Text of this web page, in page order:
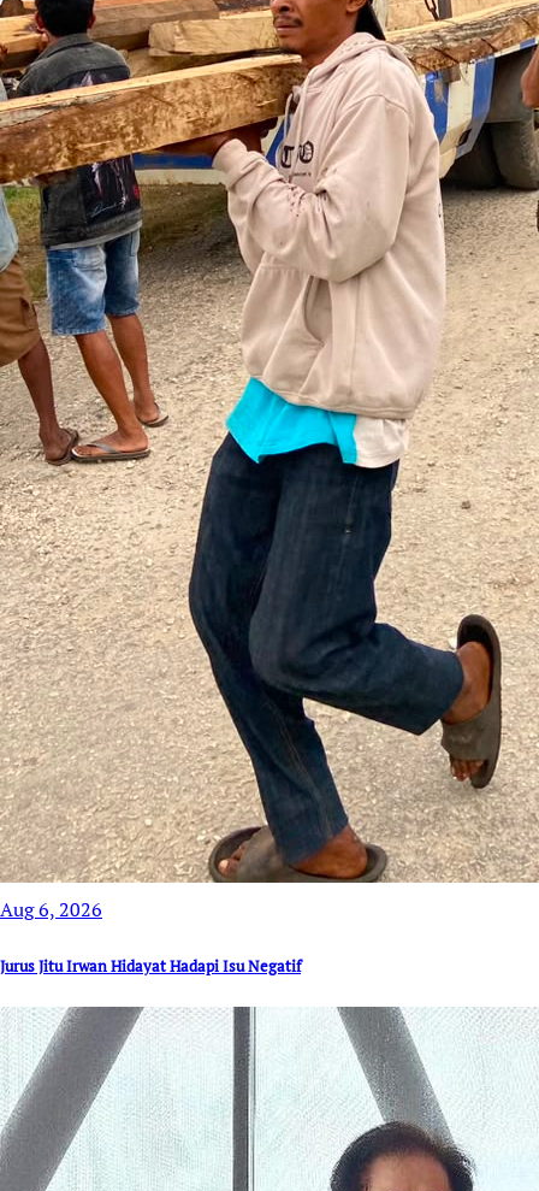
Aug 6, 2026
Jurus Jitu Irwan Hidayat Hadapi Isu Negatif